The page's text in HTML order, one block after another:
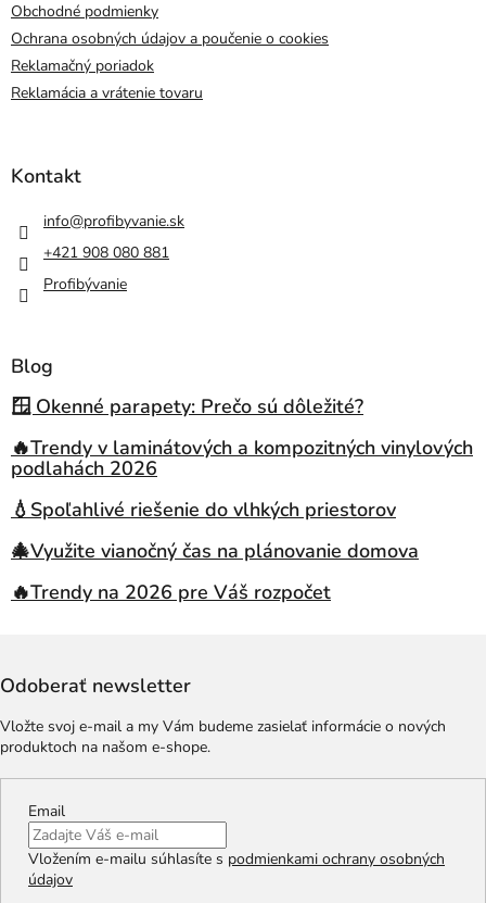
Obchodné podmienky
Ochrana osobných údajov a poučenie o cookies
Reklamačný poriadok
Reklamácia a vrátenie tovaru
Kontakt
info@profibyvanie.sk
+421 908 080 881
Profibývanie
Blog
🪟 Okenné parapety: Prečo sú dôležité?
🔥Trendy v laminátových a kompozitných vinylových
podlahách 2026
💧Spoľahlivé riešenie do vlhkých priestorov
🎄Využite vianočný čas na plánovanie domova
🔥Trendy na 2026 pre Váš rozpočet
Odoberať newsletter
Vložte svoj e-mail a my Vám budeme zasielať informácie o nových
produktoch na našom e-shope.
Email
Vložením e-mailu súhlasíte s podmienkami ochrany osobných
údajov